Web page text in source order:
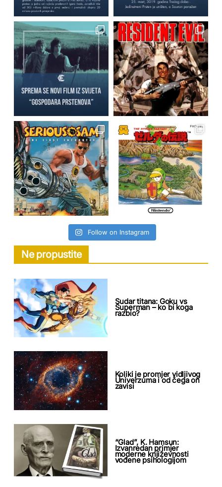
Follow on Instagram
Ne propustite
Sudar titana: Goku vs
Superman – ko bi koga
razbio?
Koliki je promjer vidljivog
Univerzuma i od čega on
zavisi
“Glad”, K. Hamsun:
Izvanredan primjer
moderne književnosti
vođene psihologijom